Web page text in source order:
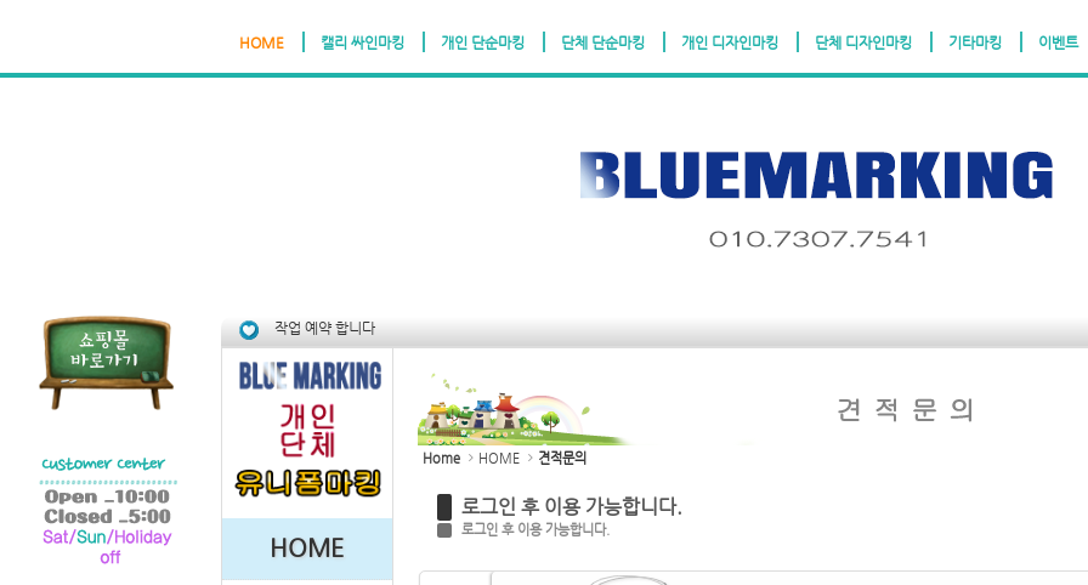
HOME 캘리 싸인마킹 개인 단순마킹 단체 단순마킹 개인 디자인마킹 단체 디자인마킹 기타마킹 이벤트
작업 예약 합니다
HOME
Home HOME 견적문의
로그인 후 이용 가능합니다.
로그인 후 이용 가능합니다.
Sketchbook5, 스케치북5